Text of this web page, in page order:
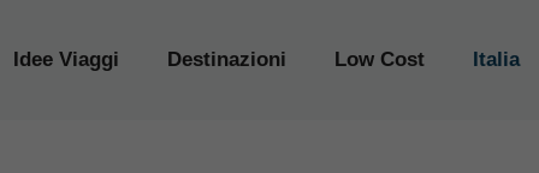
Idee Viaggi Destinazioni Low Cost Italia